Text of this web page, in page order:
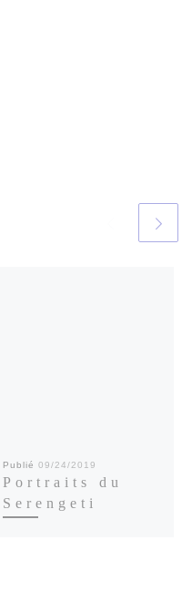
Publié09/24/2019
Portraits du
Serengeti